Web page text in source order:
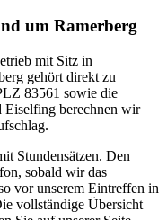
um Ramerberg
mit Sitz in
gehört direkt zu
83561 sowie die
Eiselfing berechnen wir
Stundensätzen. Den
sobald wir das
vor unserem Eintreffen in
vollständige Übersicht